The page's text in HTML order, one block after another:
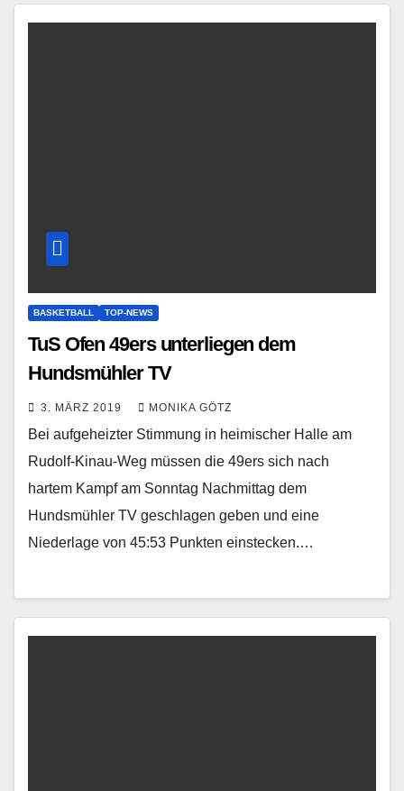
BASKETBALL TOP-NEWS
TuS Ofen 49ers unterliegen dem
Hundsmühler TV
3. MÄRZ 2019 MONIKA GÖTZ
Bei aufgeheizter Stimmung in heimischer Halle am
Rudolf-Kinau-Weg müssen die 49ers sich nach
hartem Kampf am Sonntag Nachmittag dem
Hundsmühler TV geschlagen geben und eine
Niederlage von 45:53 Punkten einstecken.…